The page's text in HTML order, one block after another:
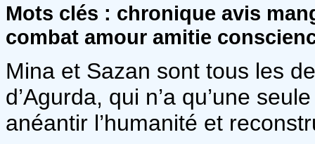
Mots clés : chronique avis
combat amour amitie
Mina et Sazan sont tous les
d’Agurda, qui n’a qu’une
anéantir l’humanité et